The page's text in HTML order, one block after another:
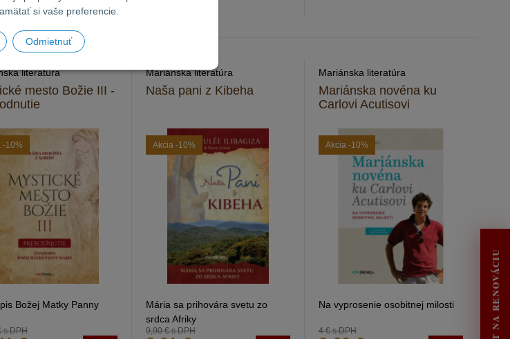
si vaše preferencie.
Odmietnuť
DOPYT NA RENOVÁCIU
literatúra
mesto Božie III -
-10%
Božej Matky Panny
s DPH
Mariánska literatúra
Naša pani z Kibeha
Akcia -10%
Mária sa prihovára svetu zo
srdca Afriky
9,90 €s DPH
Mariánska literatúra
Mariánska novéna ku
Carlovi Acutisovi
Akcia -10%
Na vyprosenie osobitnej milosti
4 €s DPH